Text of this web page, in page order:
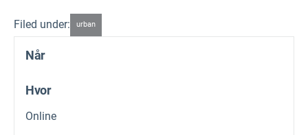
Filed under: urban
Når
Hvor
Online